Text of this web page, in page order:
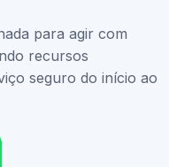
para agir com
recursos
seguro do início ao